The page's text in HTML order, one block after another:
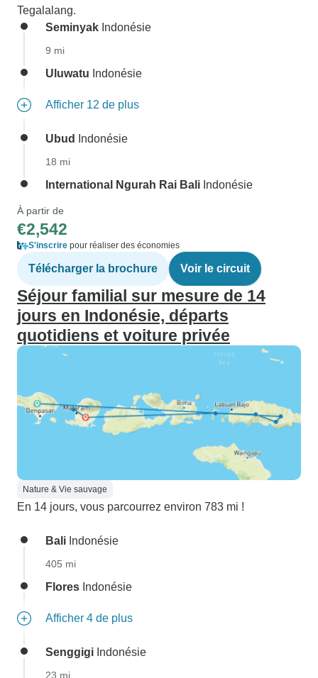
Tegalalang.
Seminyak Indonésie
9 mi
Uluwatu Indonésie
Afficher 12 de plus
Ubud Indonésie
18 mi
International Ngurah Rai Bali Indonésie
À partir de
€2,542
S'inscrire pour réaliser des économies
Télécharger la brochure Voir le circuit
Séjour familial sur mesure de 14
jours en Indonésie, départs
quotidiens et voiture privée
Nature & Vie sauvage
En 14 jours, vous parcourrez environ 783 mi !
Bali Indonésie
405 mi
Flores Indonésie
Afficher 4 de plus
Senggigi Indonésie
23 mi